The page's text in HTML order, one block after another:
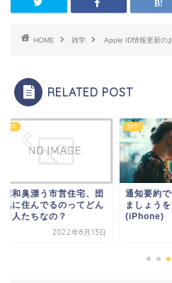
HOME 雑学 Apple ID情報更新の
RELATED POST
臭漂う市営住宅、団
住んでるのってどん
たちなの？
2022年8月13日
雑学
通知要約で中
ましょうを消
(iPhone)